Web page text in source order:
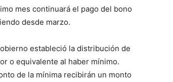
mes continuará el pago del bono
desde marzo.
estableció la distribución de
o equivalente al haber mínimo.
de la mínima recibirán un monto